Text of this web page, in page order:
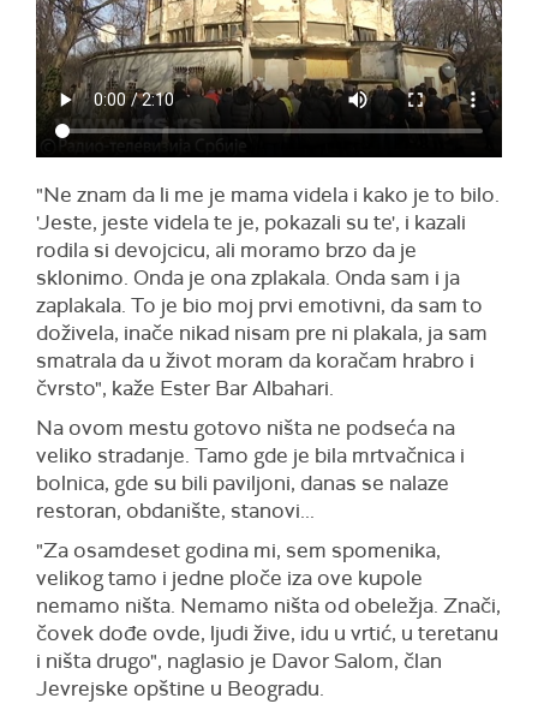
"Ne znam da li me je mama videla i kako je to bilo.
'Jeste, jeste videla te je, pokazali su te', i kazali
rodila si devojcicu, ali moramo brzo da je
sklonimo. Onda je ona zplakala. Onda sam i ja
zaplakala. To je bio moj prvi emotivni, da sam to
doživela, inače nikad nisam pre ni plakala, ja sam
smatrala da u život moram da koračam hrabro i
čvrsto", kaže Ester Bar Albahari.
Na ovom mestu gotovo ništa ne podseća na
veliko stradanje. Tamo gde je bila mrtvačnica i
bolnica, gde su bili paviljoni, danas se nalaze
restoran, obdanište, stanovi...
"Za osamdeset godina mi, sem spomenika,
velikog tamo i jedne ploče iza ove kupole
nemamo ništa. Nemamo ništa od obeležja. Znači,
čovek dođe ovde, ljudi žive, idu u vrtić, u teretanu
i ništa drugo", naglasio je Davor Salom, član
Jevrejske opštine u Beogradu.